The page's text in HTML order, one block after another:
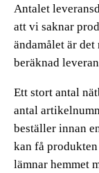
Antalet
att vi saknar
ändamålet är
beräknad
Ett stort antal
antal
beställer innan
kan få
lämnar hemmet